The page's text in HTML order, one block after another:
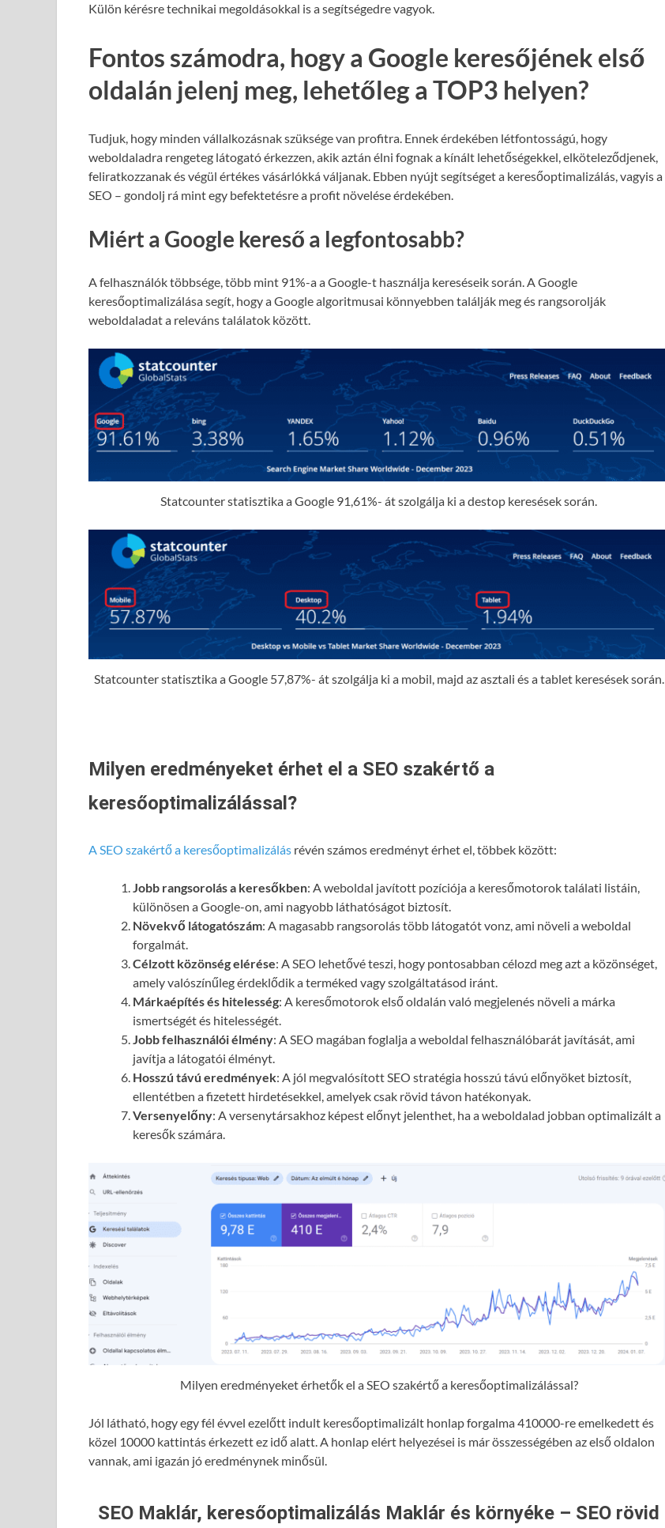
Külön kérésre technikai megoldásokkal is a segítségedre vagyok.
Fontos számodra, hogy a Google keresőjének első
oldalán jelenj meg, lehetőleg a TOP3 helyen?
Tudjuk, hogy minden vállalkozásnak szüksége van profitra. Ennek érdekében létfontosságú, hogy
weboldaladra rengeteg látogató érkezzen, akik aztán élni fognak a kínált lehetőségekkel, elköteleződjenek,
feliratkozzanak és végül értékes vásárlókká váljanak. Ebben nyújt segítséget a keresőoptimalizálás, vagyis a
SEO – gondolj rá mint egy befektetésre a profit növelése érdekében.
Miért a Google kereső a legfontosabb?
A felhasználók többsége, több mint 91%-a a Google-t használja kereséseik során. A Google
keresőoptimalizálása segít, hogy a Google algoritmusai könnyebben találják meg és rangsorolják
weboldaladat a releváns találatok között.
Statcounter statisztika a Google 91,61%- át szolgálja ki a destop keresések során.
Statcounter statisztika a Google 57,87%- át szolgálja ki a mobil, majd az asztali és a tablet keresések során.
Milyen eredményeket érhet el a SEO szakértő a
keresőoptimalizálással?
A SEO szakértő a keresőoptimalizálás révén számos eredményt érhet el, többek között:
Jobb rangsorolás a keresőkben: A weboldal javított pozíciója a keresőmotorok találati listáin,
különösen a Google-on, ami nagyobb láthatóságot biztosít.
Növekvő látogatószám: A magasabb rangsorolás több látogatót vonz, ami növeli a weboldal
forgalmát.
Célzott közönség elérése: A SEO lehetővé teszi, hogy pontosabban célozd meg azt a közönséget,
amely valószínűleg érdeklődik a terméked vagy szolgáltatásod iránt.
Márkaépítés és hitelesség: A keresőmotorok első oldalán való megjelenés növeli a márka
ismertségét és hitelességét.
Jobb felhasználói élmény: A SEO magában foglalja a weboldal felhasználóbarát javítását, ami
javítja a látogatói élményt.
Hosszú távú eredmények: A jól megvalósított SEO stratégia hosszú távú előnyöket biztosít,
ellentétben a fizetett hirdetésekkel, amelyek csak rövid távon hatékonyak.
Versenyelőny: A versenytársakhoz képest előnyt jelenthet, ha a weboldalad jobban optimalizált a
keresők számára.
Milyen eredményeket érhetők el a SEO szakértő a keresőoptimalizálással?
Jól látható, hogy egy fél évvel ezelőtt indult keresőoptimalizált honlap forgalma 410000-re emelkedett és
közel 10000 kattintás érkezett ez idő alatt. A honlap elért helyezései is már összességében az első oldalon
vannak, ami igazán jó eredménynek minősül.
SEO Maklár, keresőoptimalizálás Maklár és környéke – SEO rövid